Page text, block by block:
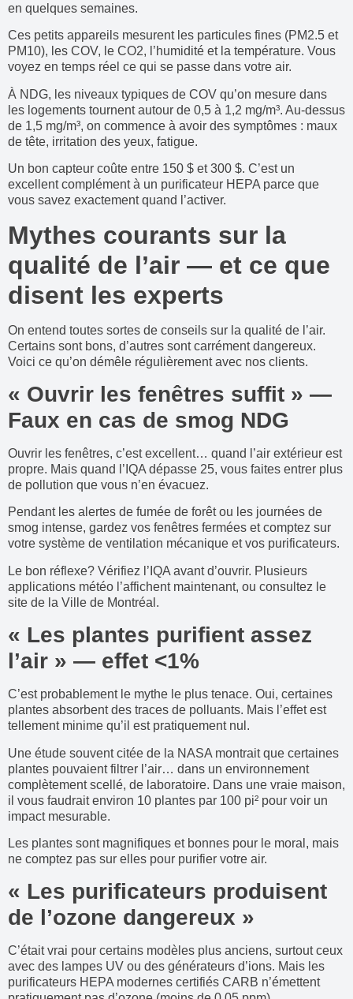
en quelques semaines.
Ces petits appareils mesurent les particules fines (PM2.5 et
PM10), les COV, le CO2, l’humidité et la température. Vous
voyez en temps réel ce qui se passe dans votre air.
À NDG, les niveaux typiques de COV qu’on mesure dans
les logements tournent autour de 0,5 à 1,2 mg/m³. Au-dessus
de 1,5 mg/m³, on commence à avoir des symptômes : maux
de tête, irritation des yeux, fatigue.
Un bon capteur coûte entre 150 $ et 300 $. C’est un
excellent complément à un purificateur HEPA parce que
vous savez exactement quand l’activer.
Mythes courants sur la
qualité de l’air — et ce que
disent les experts
On entend toutes sortes de conseils sur la qualité de l’air.
Certains sont bons, d’autres sont carrément dangereux.
Voici ce qu’on démêle régulièrement avec nos clients.
« Ouvrir les fenêtres suffit » —
Faux en cas de smog NDG
Ouvrir les fenêtres, c’est excellent… quand l’air extérieur est
propre. Mais quand l’IQA dépasse 25, vous faites entrer plus
de pollution que vous n’en évacuez.
Pendant les alertes de fumée de forêt ou les journées de
smog intense, gardez vos fenêtres fermées et comptez sur
votre système de ventilation mécanique et vos purificateurs.
Le bon réflexe? Vérifiez l’IQA avant d’ouvrir. Plusieurs
applications météo l’affichent maintenant, ou consultez le
site de la Ville de Montréal.
« Les plantes purifient assez
l’air » — effet <1%
C’est probablement le mythe le plus tenace. Oui, certaines
plantes absorbent des traces de polluants. Mais l’effet est
tellement minime qu’il est pratiquement nul.
Une étude souvent citée de la NASA montrait que certaines
plantes pouvaient filtrer l’air… dans un environnement
complètement scellé, de laboratoire. Dans une vraie maison,
il vous faudrait environ 10 plantes par 100 pi² pour voir un
impact mesurable.
Les plantes sont magnifiques et bonnes pour le moral, mais
ne comptez pas sur elles pour purifier votre air.
« Les purificateurs produisent
de l’ozone dangereux »
C’était vrai pour certains modèles plus anciens, surtout ceux
avec des lampes UV ou des générateurs d’ions. Mais les
purificateurs HEPA modernes certifiés CARB n’émettent